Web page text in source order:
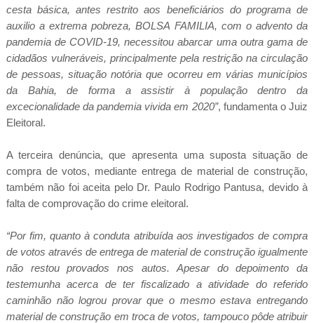
cesta básica, antes restrito aos beneficiários do programa de
auxilio a extrema pobreza, BOLSA FAMILIA, com o advento da
pandemia de COVID-19, necessitou abarcar uma outra gama de
cidadãos vulneráveis, principalmente pela restrição na circulação
de pessoas, situação notória que ocorreu em várias municípios
da Bahia, de forma a assistir à população dentro da
excecionalidade da pandemia vivida em 2020”, fundamenta o Juiz
Eleitoral.
A terceira denúncia, que apresenta uma suposta situação de
compra de votos, mediante entrega de material de construção,
também não foi aceita pelo Dr. Paulo Rodrigo Pantusa, devido à
falta de comprovação do crime eleitoral.
“Por fim, quanto à conduta atribuída aos investigados de compra
de votos através de entrega de material de construção igualmente
não restou provados nos autos. Apesar do depoimento da
testemunha acerca de ter fiscalizado a atividade do referido
caminhão não logrou provar que o mesmo estava entregando
material de construção em troca de votos, tampouco pôde atribuir